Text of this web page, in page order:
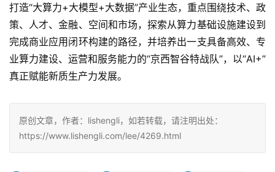
打造“大算力+大模型+大数据”产业生态，重点围绕技术、政
策、人才、金融、空间和市场，探索从算力基础设施建设到
完成商业应用闭环构建的路径，并培养出一支具备高效、专
业算力建设、运营和服务能力的“京西智谷特战队”，以“AI+”
真正赋能新质生产力发展。
原创文章，作者：lishengli，如若转载，请注明出处：
https://www.lishengli.com/lee/4269.html